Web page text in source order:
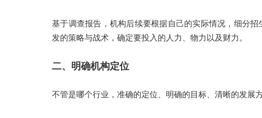
基于调查报告，机构后续要根据自己的实际情况，细分
发的策略与战术，确定要投入的人力、物力以及财力。
二、明确机构定位
不管是哪个行业，准确的定位、明确的目标、清晰的发展